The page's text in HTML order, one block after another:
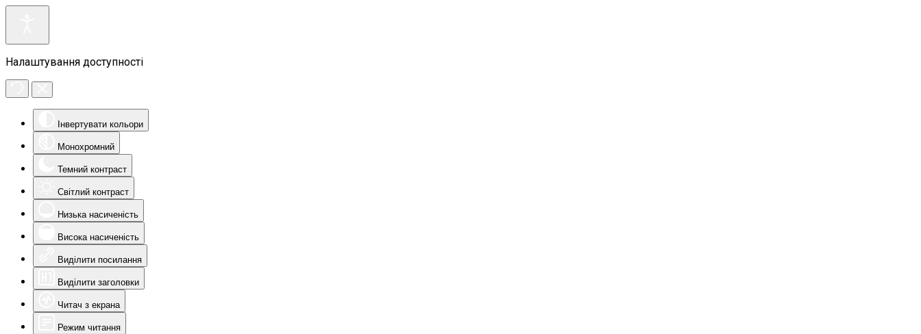
Налаштування доступності
Інвертувати кольори
Монохромний
Темний контраст
Світлий контраст
Низька насиченість
Висока насиченість
Виділити посилання
Виділити заголовки
Читач з екрана
Режим читання